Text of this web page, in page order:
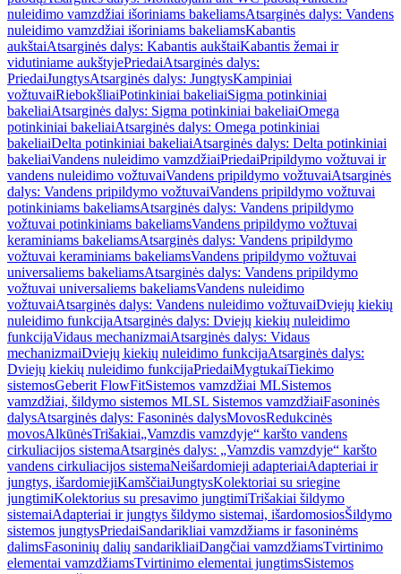
nuleidimo vamzdžiai išoriniams bakeliamsAtsarginės dalys: Vandens
nuleidimo vamzdžiai išoriniams bakeliamsKabantis
aukštaiAtsarginės dalys: Kabantis aukštaiKabantis žemai ir
vidutiniame aukštyjePriedaiAtsarginės dalys:
PriedaiJungtysAtsarginės dalys: JungtysKampiniai
vožtuvaiRiebokšliaiPotinkiniai bakeliaiSigma potinkiniai
bakeliaiAtsarginės dalys: Sigma potinkiniai bakeliaiOmega
potinkiniai bakeliaiAtsarginės dalys: Omega potinkiniai
bakeliaiDelta potinkiniai bakeliaiAtsarginės dalys: Delta potinkiniai
bakeliaiVandens nuleidimo vamzdžiaiPriedaiPripildymo vožtuvai ir
vandens nuleidimo vožtuvaiVandens pripildymo vožtuvaiAtsarginės
dalys: Vandens pripildymo vožtuvaiVandens pripildymo vožtuvai
potinkiniams bakeliamsAtsarginės dalys: Vandens pripildymo
vožtuvai potinkiniams bakeliamsVandens pripildymo vožtuvai
keraminiams bakeliamsAtsarginės dalys: Vandens pripildymo
vožtuvai keraminiams bakeliamsVandens pripildymo vožtuvai
universaliems bakeliamsAtsarginės dalys: Vandens pripildymo
vožtuvai universaliems bakeliamsVandens nuleidimo
vožtuvaiAtsarginės dalys: Vandens nuleidimo vožtuvaiDviejų kiekių
nuleidimo funkcijaAtsarginės dalys: Dviejų kiekių nuleidimo
funkcijaVidaus mechanizmaiAtsarginės dalys: Vidaus
mechanizmaiDviejų kiekių nuleidimo funkcijaAtsarginės dalys:
Dviejų kiekių nuleidimo funkcijaPriedaiMygtukaiTiekimo
sistemosGeberit FlowFitSistemos vamzdžiai MLSistemos
vamzdžiai, šildymo sistemos MLSL Sistemos vamzdžiaiFasoninės
dalysAtsarginės dalys: Fasoninės dalysMovosRedukcinės
movosAlkūnėsTrišakiai„Vamzdis vamzdyje“ karšto vandens
cirkuliacijos sistemaAtsarginės dalys: „Vamzdis vamzdyje“ karšto
vandens cirkuliacijos sistemaNeišardomieji adapteriaiAdapteriai ir
jungtys, išardomiejiKamščiaiJungtysKolektoriai su sriegine
jungtimiKolektorius su presavimo jungtimiTrišakiai šildymo
sistemaiAdapteriai ir jungtys šildymo sistemai, išardomosiosŠildymo
sistemos jungtysPriedaiSandarikliai vamzdžiams ir fasoninėms
dalimsFasoninių dalių sandarikliaiDangčiai vamzdžiamsTvirtinimo
elementai vamzdžiamsTvirtinimo elementai jungtimsSistemos